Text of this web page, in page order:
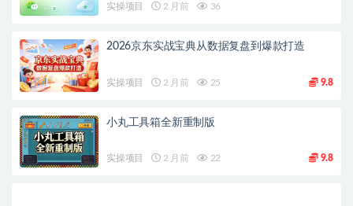
实操项目 2 月前 36
2026京东实战宝典从数据复盘到爆款打造
实操项目 2 月前 25 9.8
小丸工具箱全新重制版
实操项目 2 月前 22 9.8